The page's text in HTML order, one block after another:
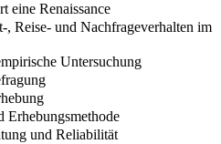
eine Renaissance
, Reise- und Nachfrageverhalten im
Untersuchung
Erhebungsmethode
und Reliabilität